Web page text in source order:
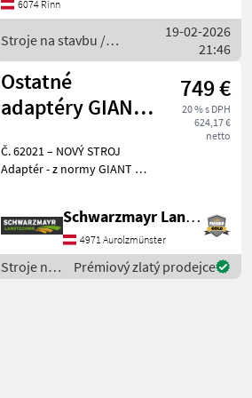
5000 Stunden Alle Angaben
6074 Rinn
Stroje na stavbu /
Sonstige
19-02-2026
21:46
Ostatné
adaptéry GIANT
749 €
20 % s DPH
624,17 €
netto
Č. 62021 – NOVÝ STROJ
Adaptér - z normy GIANT na
Predajný tím spoločnosti
Schwarzmayr vám rád
predvedie toto zar
Schwarzmayr Landtechnik GmbH - Aurolzmünster
4971 Aurolzmünster
Stroje na
stavbu /
Prémiový zlatý prodejce